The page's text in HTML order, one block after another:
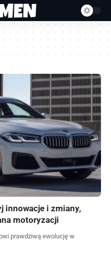
innowacje i zmiany,
motoryzacji
prawdziwą ewolucję w